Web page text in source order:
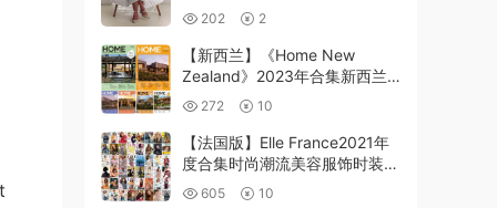
202 2
【新西兰】《Home New
Zealand》2023年合集新西兰
最好的建筑室内设计住宅艺术家
具pdf杂志（6本）
272 10
【法国版】Elle France2021年
度合集时尚潮流美容服饰时装法
语PDF杂志期刊（51本）
605 10